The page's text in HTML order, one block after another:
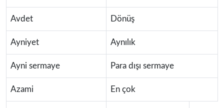
Avdet Dönüş
Ayniyet Aynılık
Ayni sermaye Para dışı sermaye
Azami En çok